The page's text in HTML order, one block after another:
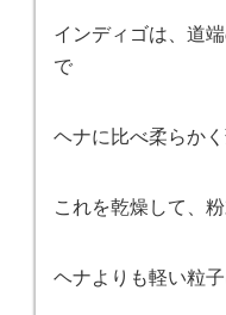
インディゴは、道
で
ヘナに比べ柔らかく
これを乾燥して、
ヘナよりも軽い粒子